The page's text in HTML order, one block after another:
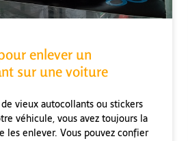
enlever un
sur une voiture
de vieux autocollants ou stickers
véhicule, vous avez toujours la
les enlever. Vous pouvez confier